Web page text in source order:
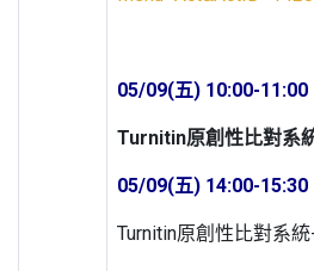
05/09(五) 10:00-11:00
Turnitin原創性比對系
05/09(五) 14:00-15:30
Turnitin原創性比對系